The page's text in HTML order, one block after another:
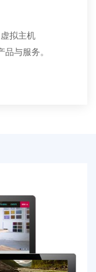
拟主机
与服务。